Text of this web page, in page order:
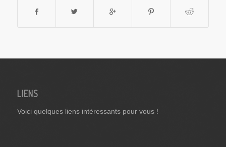
LIENS
Voici quelques liens intéressants pour vous !